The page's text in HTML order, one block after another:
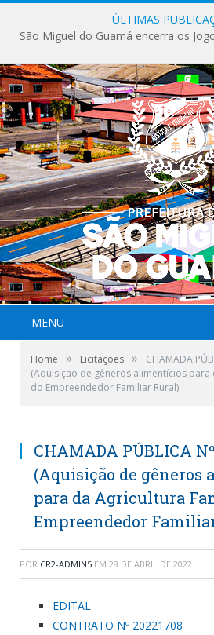
ÚLTIMAS
MENU
Home » Licitações »
CHAMADA
(Aquisição de gêneros alimentícios para
do Empreendedor Familiar Rural)
CHAMADA PÚBLICA
(Aquisição de gêneros
para da Agricultura
Empreendedor
POR CR2-ADMIN5 EM 28 DE ABRIL DE 2022
EDITAL
CONTRATO Nº 20221708